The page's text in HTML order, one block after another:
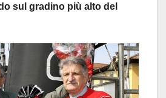
sul gradino più alto del